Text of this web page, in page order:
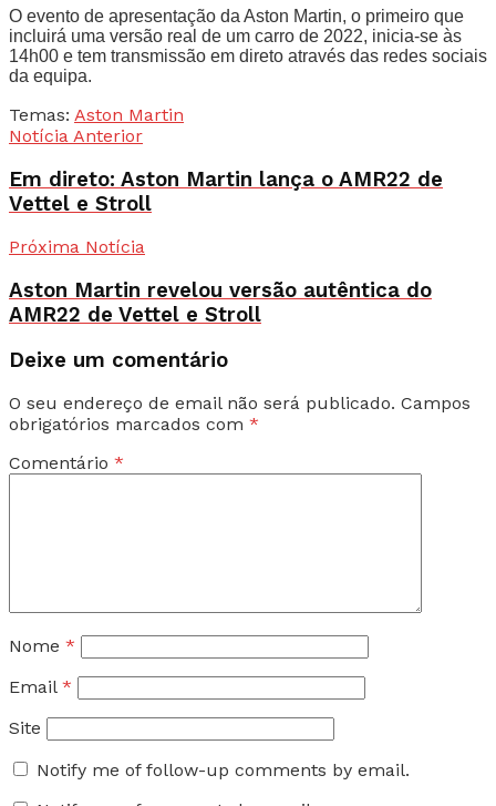
O evento de apresentação da Aston Martin, o primeiro que
incluirá uma versão real de um carro de 2022, inicia-se às
14h00 e tem transmissão em direto através das redes sociais
da equipa.
Temas: Aston Martin
Notícia Anterior
Em direto: Aston Martin lança o AMR22 de
Vettel e Stroll
Próxima Notícia
Aston Martin revelou versão autêntica do
AMR22 de Vettel e Stroll
Deixe um comentário
O seu endereço de email não será publicado. Campos
obrigatórios marcados com *
Comentário *
Nome *
Email *
Site
Notify me of follow-up comments by email.